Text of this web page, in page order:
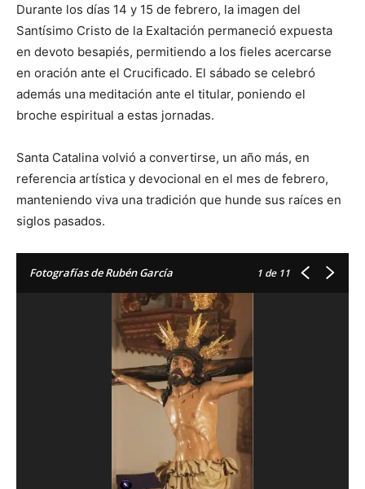
Durante los días 14 y 15 de febrero, la imagen del
Santísimo Cristo de la Exaltación permaneció expuesta
en devoto besapiés, permitiendo a los fieles acercarse
en oración ante el Crucificado. El sábado se celebró
además una meditación ante el titular, poniendo el
broche espiritual a estas jornadas.
Santa Catalina volvió a convertirse, un año más, en
referencia artística y devocional en el mes de febrero,
manteniendo viva una tradición que hunde sus raíces en
siglos pasados.
Fotografías de Rubén García 1 de 11